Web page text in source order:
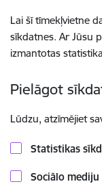
Lai šī tīmekļvietne
sīkdatnes. Ar Jūsu
izmantotas
Pielāgot
Lūdzu, atzīmējiet
Statistikas
Sociālo